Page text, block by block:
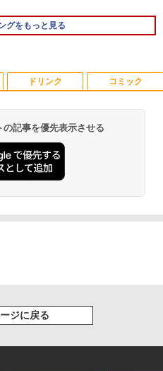
カメラ DVDマルチ HDMI USB
2 中古ノートPC 中古パ
グをもっと見る
】モニター 23インチ 1920x1
・データ機器 ワイド液晶ディ
ージ 2026 10/17号増刊＜グレ
ト SPコミックス 大島やすい
P40i オフホワイト
Liberty 5 ミッドナイトブ
feat. Flo Milli, ATL Jacob
(Stadium ver.)
ドリンク
天然水 ラベルレス 500ml ×24本
水 バナジウム含有 水 ミネラル
ペットボトル 静岡県産 500ミリリ
Basic)
天然水ラベルレス 2L×9本
コミック
ごと 17巻 (デジタル版ビッグガ
クス)
モノクロ版 115 (ジャンプコミッ
記事を優先表示させる
ジに戻る